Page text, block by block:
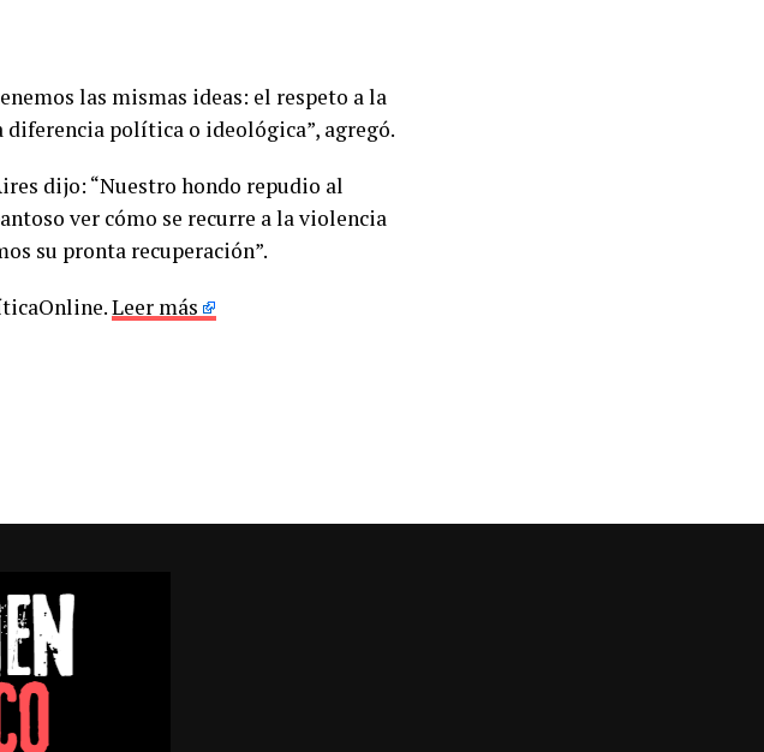
las mismas ideas: el respeto a la
diferencia política o ideológica”, agregó.
dijo: “Nuestro hondo repudio al
ver cómo se recurre a la violencia
su pronta recuperación”.
Leer más